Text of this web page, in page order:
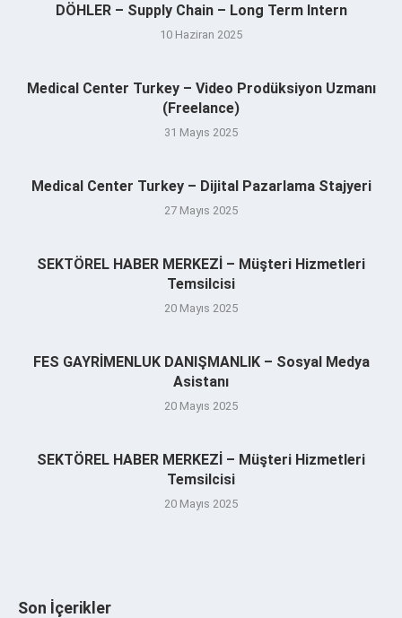
DÖHLER – Supply Chain – Long Term Intern
10 Haziran 2025
Medical Center Turkey – Video Prodüksiyon Uzmanı
(Freelance)
31 Mayıs 2025
Medical Center Turkey – Dijital Pazarlama Stajyeri
27 Mayıs 2025
SEKTÖREL HABER MERKEZİ – Müşteri Hizmetleri
Temsilcisi
20 Mayıs 2025
FES GAYRİMENLUK DANIŞMANLIK – Sosyal Medya
Asistanı
20 Mayıs 2025
SEKTÖREL HABER MERKEZİ – Müşteri Hizmetleri
Temsilcisi
20 Mayıs 2025
Son İçerikler